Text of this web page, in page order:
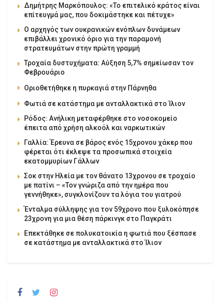
Δημήτρης Μαρκόπουλος: «Το επιτελικό κράτος είναι
επίτευγμά μας, που δοκιμάστηκε και πέτυχε»
Ο αρχηγός των ουκρανικών ενόπλων δυνάμεων
επιβάλλει χρονικό όριο για την παραμονή
στρατευμάτων στην πρώτη γραμμή
Τροχαία δυστυχήματα: Αύξηση 5,7% σημείωσαν τον
Φεβρουάριο
Οριοθετήθηκε η πυρκαγιά στην Πάρνηθα
Φωτιά σε κατάστημα με ανταλλακτικά στο Ίλιον
Ρόδος: Ανήλικη μεταφέρθηκε στο νοσοκομείο
έπειτα από χρήση αλκοόλ και ναρκωτικών
Γαλλία: Έρευνα σε βάρος ενός 15χρονου χάκερ που
φέρεται ότι έκλεψε τα προσωπικά στοιχεία
εκατομμυρίων Γάλλων
Σοκ στην Ηλεία με τον θάνατο 13χρονου σε τροχαίο
με πατίνι – «Τον γνώριζα από την ημέρα που
γεννήθηκε», συγκλονίζουν τα λόγια του γιατρού
Ένταλμα σύλληψης για τον 59χρονο που ξυλοκόπησε
23χρονη για μια θέση πάρκινγκ στο Παγκράτι
Επεκτάθηκε σε πολυκατοικία η φωτιά που ξέσπασε
σε κατάστημα με ανταλλακτικά στο Ίλιον